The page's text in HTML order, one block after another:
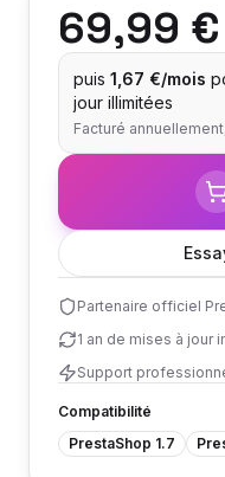
69,99 €
puis 1,67 €/mois
jour illimitées
Facturé
Partenaire officiel
1 an de mises à jour
Support
Compatibilité
PrestaShop 1.7